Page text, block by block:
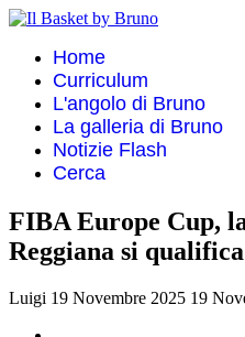
Home
Curriculum
L'angolo di Bruno
La galleria di Bruno
Notizie Flash
Cerca
FIBA Europe Cup,
Reggiana si
Luigi 19 Novembre 2025 19